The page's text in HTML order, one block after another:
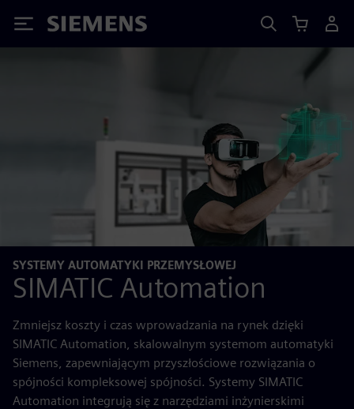
Siemens
SYSTEMY AUTOMATYKI PRZEMYSŁOWEJ
SIMATIC Automation
Zmniejsz koszty i czas wprowadzania na rynek dzięki
SIMATIC Automation, skalowalnym systemom automatyki
Siemens, zapewniającym przyszłościowe rozwiązania o
spójności kompleksowej spójności. Systemy SIMATIC
Automation integrują się z narzędziami inżynierskimi